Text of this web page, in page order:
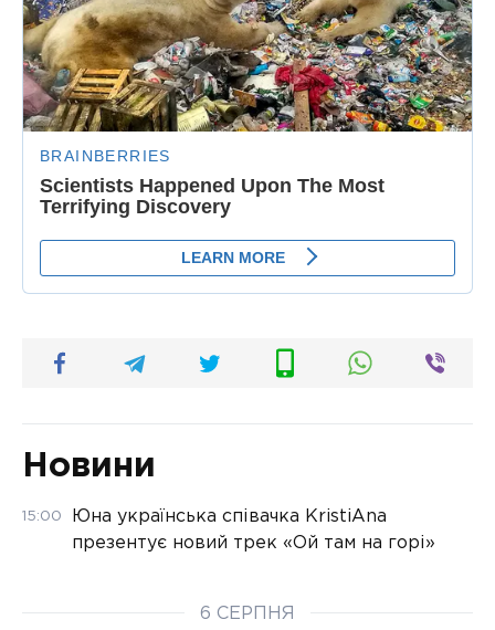
Новини
15:00
Юна українська співачка KristiAna
презентує новий трек «Ой там на горі»
6 СЕРПНЯ